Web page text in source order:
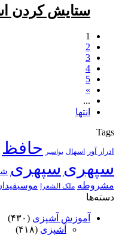
ستایش کردن
1
2
3
4
5
»
...
انتها
Tags
ادرار آور اسهال بواسیر حافظ
سپهری سپهری
مشروطه ملک الشعرا
دسته‌ها
آموزش آشپزی (۴۳۰)
آشپزی (۴۱۸)